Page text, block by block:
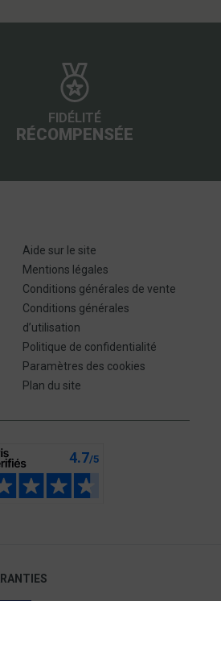
FIDÉLITÉ
RÉCOMPENSÉE
Aide sur le site
Mentions légales
Conditions générales de vente
Conditions générales
d’utilisation
Politique de confidentialité
Paramètres des cookies
Plan du site